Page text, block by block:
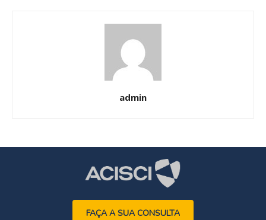
admin
FAÇA A SUA CONSULTA